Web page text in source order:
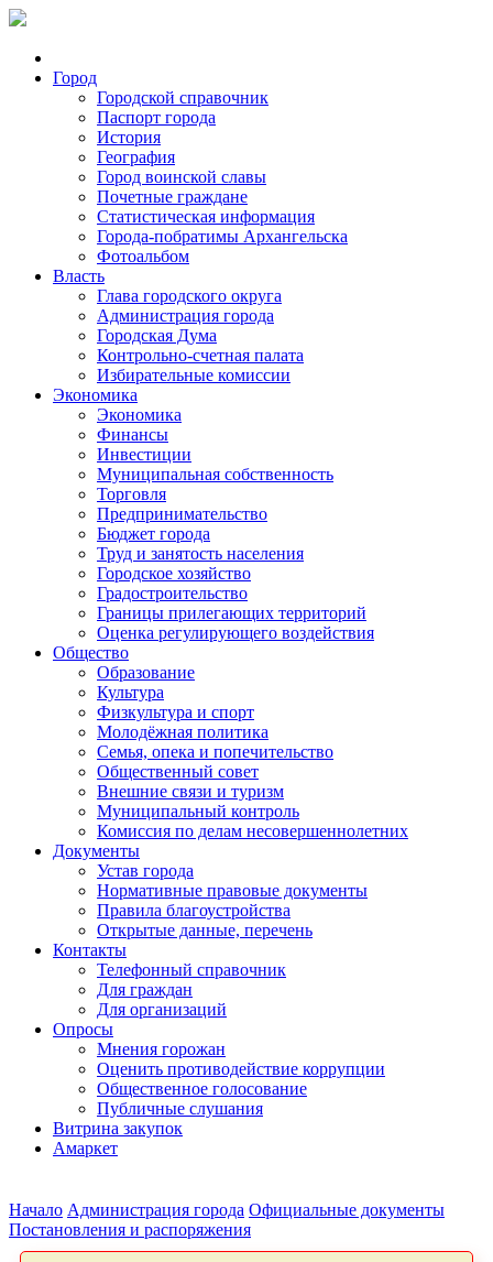
Город
Городской справочник
Паспорт города
История
География
Город воинской славы
Почетные граждане
Статистическая информация
Города-побратимы Архангельска
Фотоальбом
Власть
Глава городского округа
Администрация города
Городская Дума
Контрольно-счетная палата
Избирательные комиссии
Экономика
Экономика
Финансы
Инвестиции
Муниципальная собственность
Торговля
Предпринимательство
Бюджет города
Труд и занятость населения
Городское хозяйство
Градостроительство
Границы прилегающих территорий
Оценка регулирующего воздействия
Общество
Образование
Культура
Физкультура и спорт
Молодёжная политика
Семья, опека и попечительство
Общественный совет
Внешние связи и туризм
Муниципальный контроль
Комиссия по делам несовершеннолетних
Документы
Устав города
Нормативные правовые документы
Правила благоустройства
Открытые данные, перечень
Контакты
Телефонный справочник
Для граждан
Для организаций
Опросы
Мнения горожан
Оценить противодействие коррупции
Общественное голосование
Публичные слушания
Витрина закупок
Амаркет
Начало Администрация города Официальные документы
Постановления и распоряжения